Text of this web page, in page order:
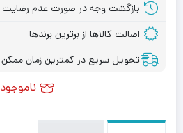
بازگشت وجه در صورت عدم رضایت
اصالت کالاها از برترین برندها
تحویل سریع در کمترین زمان ممکن
ناموجود